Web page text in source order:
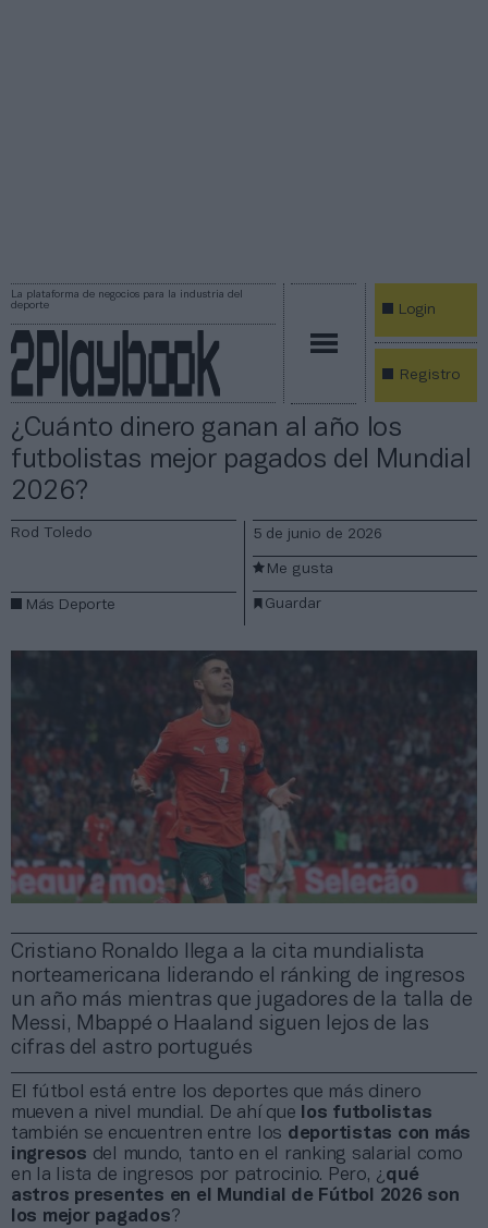
La plataforma de negocios para la industria del
deporte
Login
Registro
¿Cuánto dinero ganan al año los
futbolistas mejor pagados del Mundial
2026?
Cristiano Ronaldo llega a la cita mundialista
norteamericana liderando el ránking de ingresos
un año más mientras que jugadores de la talla de
Messi, Mbappé o Haaland siguen lejos de las
cifras del astro portugués
Rod Toledo
Más Deporte
5 de junio de 2026
Guardar
Me gusta
El fútbol está entre los deportes que más dinero
mueven a nivel mundial. De ahí que
los futbolistas
también se encuentren entre los deportistas con más
ingresos del mundo, tanto en el ranking salarial como
en la lista de ingresos por patrocinio. Pero, ¿ qué
astros presentes en el Mundial de Fútbol 2026 son
los mejor pagados?